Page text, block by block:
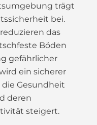
trägt
bei.
das
Böden
gefährlicher
ein sicherer
Gesundheit
deren
steigert.